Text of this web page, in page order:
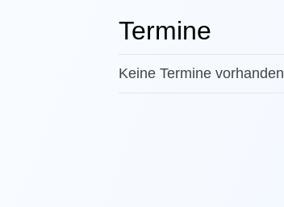
Termine
Keine Termine vorhanden